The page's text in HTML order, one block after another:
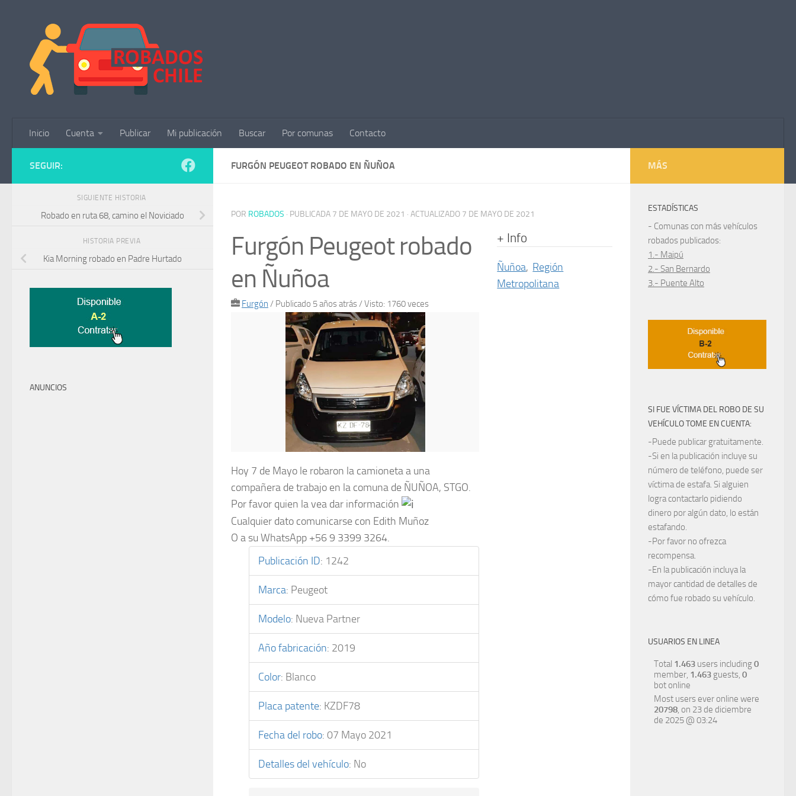
Inicio Cuenta Publicar Mi publicación Buscar Por comunas Contacto
FURGÓN PEUGEOT ROBADO EN ÑUÑOA
POR ROBADOS · PUBLICADA 7 DE MAYO DE 2021 · ACTUALIZADO 7 DE MAYO DE 2021
Furgón Peugeot robado
en Ñuñoa
Furgón / Publicado 5 años atrás/ Visto: 1760 veces
Hoy 7 de Mayo le robaron la camioneta a una
compañera de trabajo en la comuna de ÑUÑOA, STGO.
Por favor quien la vea dar información
Cualquier dato comunicarse con Edith Muñoz
O a su WhatsApp +56 9 3399 3264.
Publicación ID: 1242
Marca: Peugeot
Modelo: Nueva Partner
Año fabricación: 2019
Color: Blanco
Placa patente: KZDF78
Fecha del robo: 07 Mayo 2021
Detalles del vehículo: No
+ Info
Ñuñoa, Región
Metropolitana
SEGUIR:
SIGUIENTE HISTORIA
Robado en ruta 68, camino el Noviciado
HISTORIA PREVIA
Kia Morning robado en Padre Hurtado
ANUNCIOS
MÁS
ESTADÍSTICAS
- Comunas con más vehículos
robados publicados:
1.- Maipú
2.- San Bernardo
3.- Puente Alto
SI FUE VÍCTIMA DEL ROBO DE SU
VEHÍCULO TOME EN CUENTA:
-Puede publicar gratuitamente.
-Si en la publicación incluye su
número de teléfono, puede ser
víctima de estafa. Si alguien
logra contactarlo pidiendo
dinero por algún dato, lo están
estafando.
-Por favor no ofrezca
recompensa.
-En la publicación incluya la
mayor cantidad de detalles de
cómo fue robado su vehículo.
USUARIOS EN LINEA
Total 1.463 users including0
member, 1.463 guests, 0
bot online
Most users ever online were
20798, on 23 de diciembre
de 2025 @ 03:24